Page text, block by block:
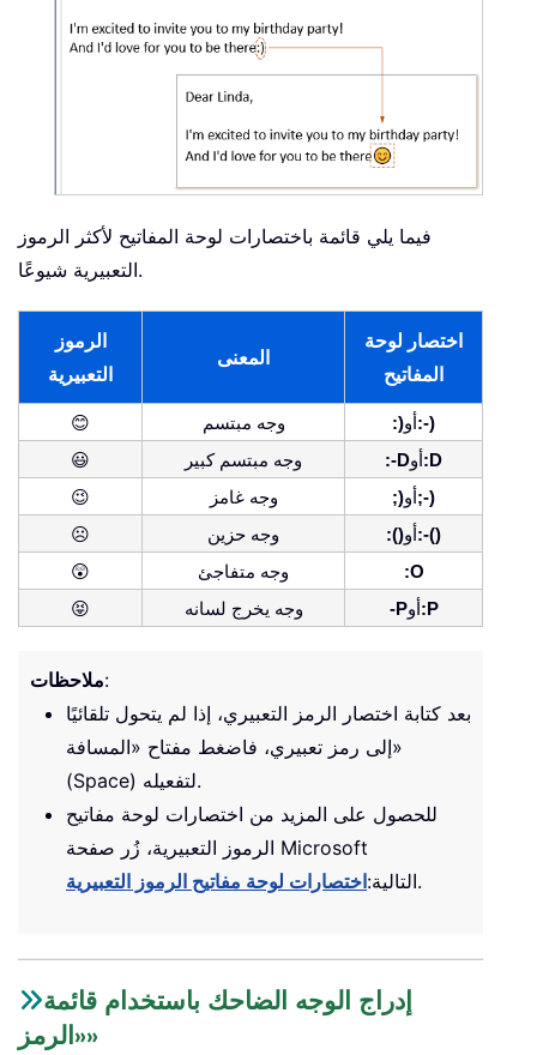
فيما يلي قائمة باختصارات لوحة المفاتيح لأكثر الرموز
التعبيرية شيوعًا.
الرموز
التعبيرية
المعنى
اختصار لوحة
المفاتيح
😊 وجه مبتسم :)أو :-)
😃
وجه مبتسم كبير :-Dأو :D
😉
وجه غامز ;)أو ;-)
☹
وجه حزين :()أو :-()
😲
وجه متفاجئ
:O
😝
وجه يخرج لسانه -Pأو :P
ملاحظات:
بعد كتابة اختصار الرمز التعبيري، إذا لم يتحول تلقائيًا
إلى رمز تعبيري، فاضغط مفتاح «المسافة»
(Space) لتفعيله.
للحصول على المزيد من اختصارات لوحة مفاتيح
الرموز التعبيرية، زُر صفحة Microsoft
التالية:اختصارات لوحة مفاتيح الرموز التعبيرية .
إدراج الوجه الضاحك باستخدام قائمة
«الرمز»